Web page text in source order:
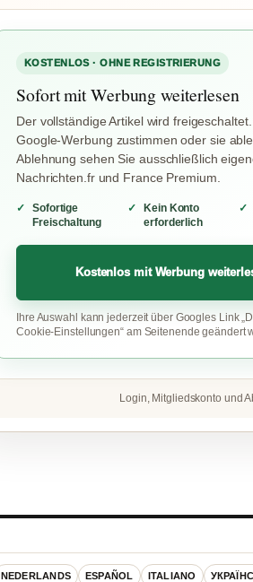
KOSTENLOS · OHNE REGISTRIERUNG
Sofort mit Werbung weiterlesen
Der vollständige Artikel wird
Google-Werbung zustimmen oder sie
Ablehnung sehen Sie ausschließlich
Nachrichten.fr und France Premium.
Sofortige
Freischaltung
Kein Konto
erforderlich
Kostenlos mit Werbung
Ihre Auswahl kann jederzeit über Googles Link
Cookie-Einstellungen“ am Seitenende geändert
Login, Mitgliedskonto und
NEDERLANDS ESPAÑOL ITALIANO